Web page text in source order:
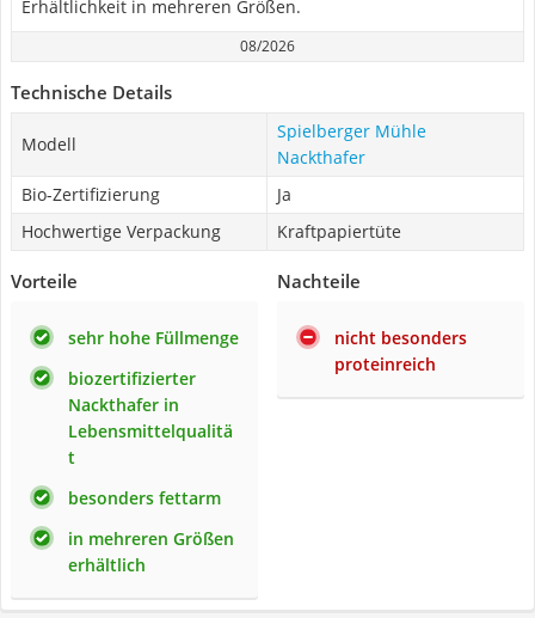
Erhältlichkeit in mehreren Größen.
08/2026
Technische Details
Modell
Spielberger Mühle
Nackthafer
Bio-Zertifizierung
Ja
Hochwertige Verpackung
Kraftpapiertüte
Vorteile
sehr hohe Füllmenge
biozertifizierter
Nackthafer in
Lebensmittelqualitä
t
besonders fettarm
in mehreren Größen
erhältlich
Nachteile
nicht besonders
proteinreich